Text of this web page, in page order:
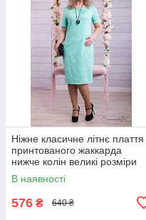
Ніжне класичне літнє плаття
принтованого жаккарда
нижче колін великі розміри
48-54
В наявності
576 ₴ 640 ₴